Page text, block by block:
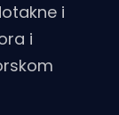
i
i